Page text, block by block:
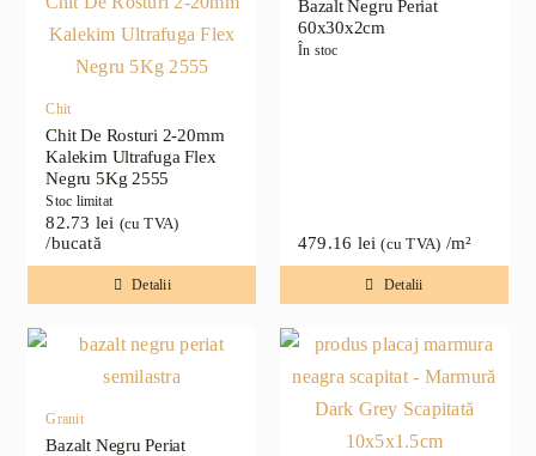
Chit
Chit De Rosturi 2-20mm
Kalekim Ultrafuga Flex
Negru 5Kg 2555
Stoc limitat
82.73 lei (cu TVA)
/bucată
Detalii
Bazalt Negru Periat
60x30x2cm
În stoc
479.16 lei (cu TVA) /m²
Detalii
Granit
Bazalt Negru Periat